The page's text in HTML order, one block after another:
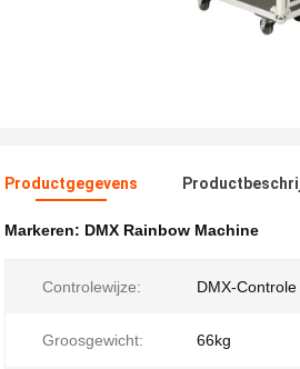
Productgegevens
Markeren: DMX Rainbow Machine
Controlewijze: DMX-Controle
Groosgewicht: 66kg